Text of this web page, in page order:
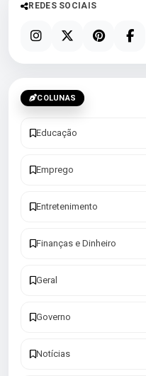
REDES SOCIAIS
COLUNAS
Educação
Emprego
Entretenimento
Finanças e Dinheiro
Geral
Governo
Notícias